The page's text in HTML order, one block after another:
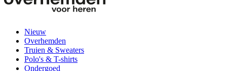
Nieuw
Overhemden
Truien & Sweaters
Polo's & T-shirts
Ondergoed